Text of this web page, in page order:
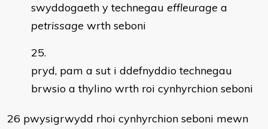
swyddogaeth y technegau effleurage a
petrissage wrth seboni
pryd, pam a sut i ddefnyddio technegau
brwsio a thylino wrth roi cynhyrchion seboni
26 pwysigrwydd rhoi cynhyrchion seboni mewn